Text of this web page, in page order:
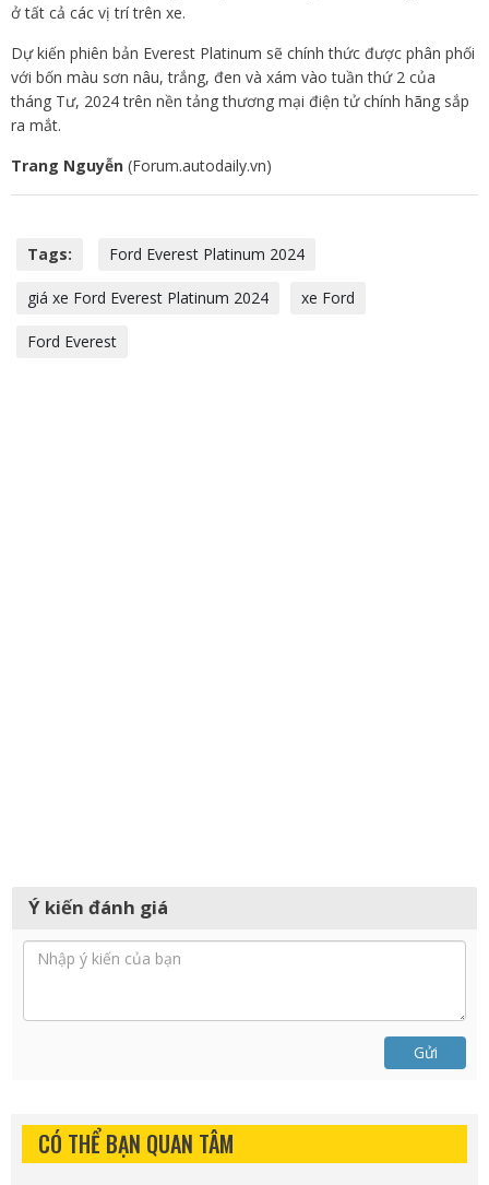
ở tất cả các vị trí trên xe.
Dự kiến phiên bản Everest Platinum sẽ chính thức được phân phối
với bốn màu sơn nâu, trắng, đen và xám vào tuần thứ 2 của
tháng Tư, 2024 trên nền tảng thương mại điện tử chính hãng sắp
ra mắt.
Trang Nguyễn (Forum.autodaily.vn)
Tags: Ford Everest Platinum 2024
giá xe Ford Everest Platinum 2024 xe Ford
Ford Everest
Ý kiến đánh giá
Gửi
CÓ THỂ BẠN QUAN TÂM